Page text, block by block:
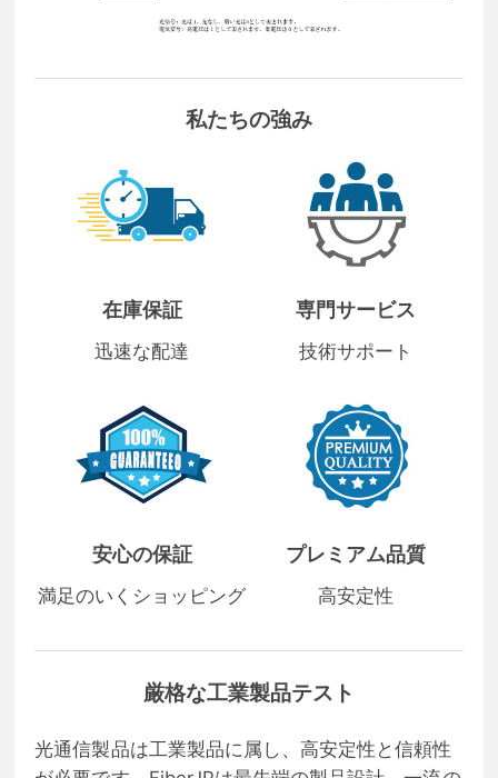
私たちの強み
在庫保証
迅速な配達
専門サービス
技術サポート
安心の保証
満足のいくショッピング
プレミアム品質
高安定性
厳格な工業製品テスト
光通信製品は工業製品に属し、高安定性と信頼性